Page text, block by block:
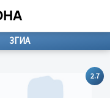
ЗГИА
2.7